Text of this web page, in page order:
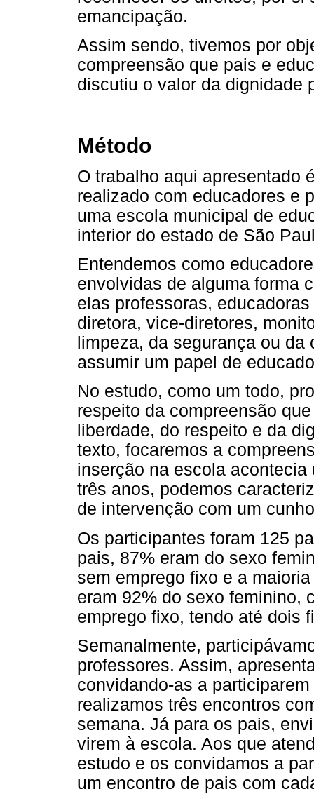
emancipação.
Assim sendo, tivemos por
compreensão que pais e
discutiu o valor da dignidade
Método
O trabalho aqui apresentado
realizado com educadores e
uma escola municipal de
interior do estado de São
Entendemos como
envolvidas de alguma forma
elas professoras,
diretora, vice-diretores,
limpeza, da segurança ou
assumir um papel de
No estudo, como um todo,
respeito da compreensão
liberdade, do respeito e da
texto, focaremos a
inserção na escola
três anos, podemos
de intervenção com um
Os participantes foram 125
pais, 87% eram do sexo
sem emprego fixo e a
eram 92% do sexo feminino,
emprego fixo, tendo até dois
Semanalmente,
professores. Assim,
convidando-as a
realizamos três encontros
semana. Já para os pais,
virem à escola. Aos que
estudo e os convidamos a
um encontro de pais com